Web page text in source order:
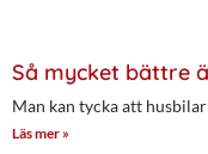
Så mycket bättre
Man kan tycka att
Läs mer »